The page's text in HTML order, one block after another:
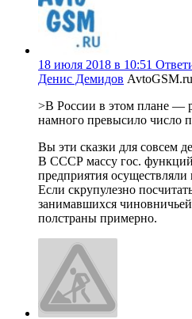
18 июля 2018 в 10:51
Денис Демидов AvtoGSM.ru
>В России в этом плане —
намного превысило число
Вы эти сказки для совсем
В СССР массу гос. функций
предприятия
Если скрупулезно
занимавшихся
полстраны примерно.